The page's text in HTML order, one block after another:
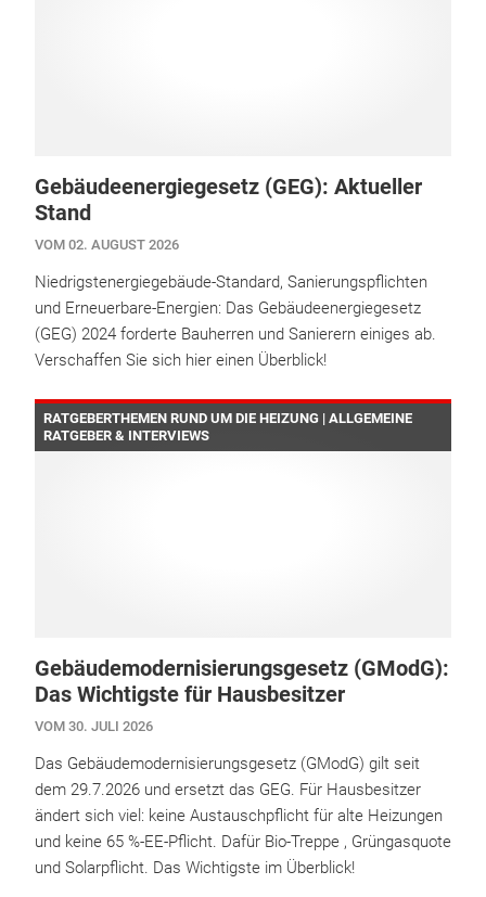
Gebäudeenergiegesetz (GEG): Aktueller
Stand
VOM 02. AUGUST 2026
Niedrigstenergiegebäude-Standard, Sanierungspflichten
und Erneuerbare-Energien: Das Gebäudeenergiegesetz
(GEG) 2024 forderte Bauherren und Sanierern einiges ab.
Verschaffen Sie sich hier einen Überblick!
RATGEBERTHEMEN RUND UM DIE HEIZUNG | ALLGEMEINE
RATGEBER & INTERVIEWS
Gebäudemodernisierungsgesetz (GModG):
Das Wichtigste für Hausbesitzer
VOM 30. JULI 2026
Das Gebäudemodernisierungsgesetz (GModG) gilt seit
dem 29.7.2026 und ersetzt das GEG. Für Hausbesitzer
ändert sich viel: keine Austauschpflicht für alte Heizungen
und keine 65 %-EE-Pflicht. Dafür Bio-Treppe , Grüngasquote
und Solarpflicht. Das Wichtigste im Überblick!